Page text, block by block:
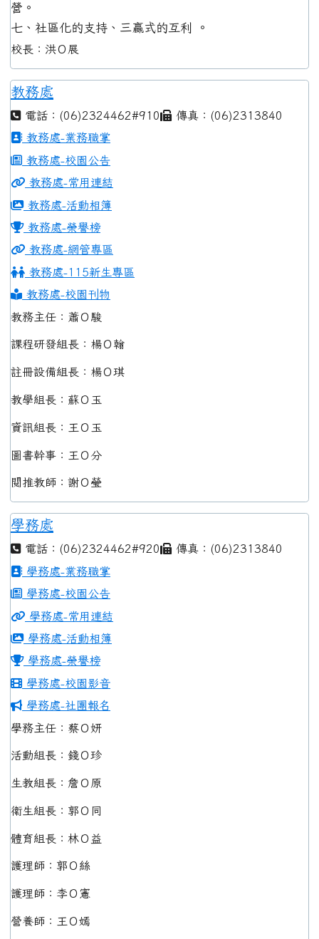
營。
七、社區化的支持、三贏式的互利 。
校長：洪Ｏ展
教務處
電話：(06)2324462#910
傳真：(06)2313840
教務處-業務職掌
教務處-校園公告
教務處-常用連結
教務處-活動相簿
教務處-榮譽榜
教務處-網管專區
教務處-115新生專區
教務處-校園刊物
教務主任：蕭Ｏ駿
課程研發組長：楊Ｏ翰
註冊設備組長：楊Ｏ琪
教學組長：蘇Ｏ玉
資訊組長：王Ｏ玉
圖書幹事：王Ｏ分
閱推教師：謝Ｏ瑩
學務處
電話：(06)2324462#920
傳真：(06)2313840
學務處-業務職掌
學務處-校園公告
學務處-常用連結
學務處-活動相簿
學務處-榮譽榜
學務處-校園影音
學務處-社團報名
學務主任：蔡Ｏ妍
活動組長：錢Ｏ珍
生教組長：詹Ｏ原
衛生組長：郭Ｏ同
體育組長：林Ｏ益
護理師：郭Ｏ絲
護理師：李Ｏ憲
營養師：王Ｏ嫣